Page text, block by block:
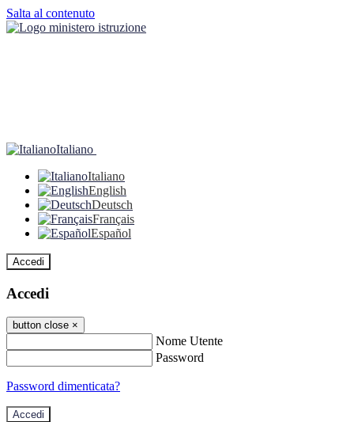
Salta al contenuto
Italiano
Italiano
English
Deutsch
Français
Español
Accedi
Accedi
button close ×
Nome Utente
Password
Password dimenticata?